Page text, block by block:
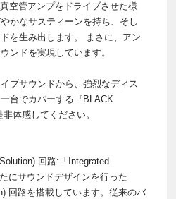
空管アンプをドライブさせた様
かなサスティーンを持ち、そし
を生み出します。 まさに、アン
ンドを実現しています。
ブサウンドから、強烈なディス
台でカバーする『BLACK
体感してください。
回路:「Integrated
にサウンドデザインを行った
回路を搭載しています。従来のバ